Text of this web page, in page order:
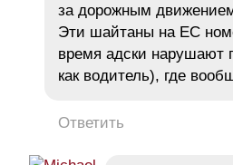
за дорожным движением
Эти шайтаны на ЕС
время адски нарушают
как водитель), где
Ответить